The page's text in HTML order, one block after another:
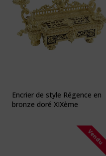
Encrier de style Régence en
bronze doré XIXème
Vendu